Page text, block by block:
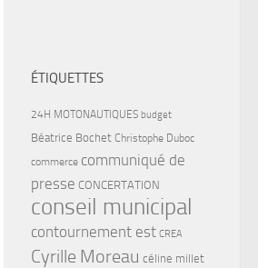
ÉTIQUETTES
24H MOTONAUTIQUES budget
Béatrice Bochet Christophe Duboc
commerce communiqué de
presse CONCERTATION
conseil municipal
contournement est CREA
Cyrille Moreau céline millet